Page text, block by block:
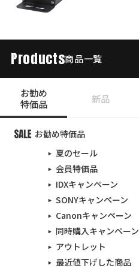
Products商品一覧
お勧め
特価品
新品
お勧め特価品
夏のセール
会員特価品
IDXキャンペーン
SONYキャンペーン
Canonキャンペーン
同時購入キャンペーン
アウトレット
最近値下げした商品